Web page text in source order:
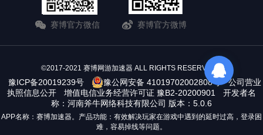
赛博官方微信 赛博官方微博
©2017-2021 赛博网游加速器 ALL RIGHTS RESERVERD
豫ICP备20019239号 豫公网安备 41019702002808号
公司营业
执照信息公开
增值电信业务经营许可证 豫B2-20200901
开发者名
称：河南斧牛网络科技有限公司 版本：5.0.6
APP名称：赛博加速器。产品功能：有效解决玩家在游戏中遇到的延时过高，登录困
难，容易掉线等问题。